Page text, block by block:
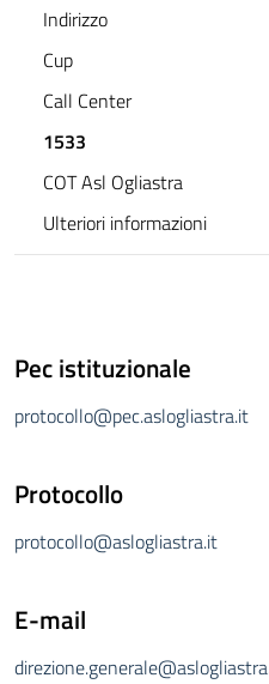
Indirizzo
Cup
Call Center
1533
COT Asl Ogliastra
Ulteriori informazioni
Pec istituzionale
protocollo@pec.aslogliastra.it
Protocollo
protocollo@aslogliastra.it
E-mail